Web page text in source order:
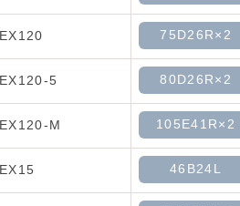
EX120 75D26R×2
EX120-5 80D26R×2
EX120-M 105E41R×2
EX15 46B24L